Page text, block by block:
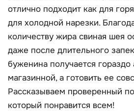
отлично подходит как для
для холодной нарезки.
количеству жира свиная шея
даже после длительного
буженина получается гораздо
магазинной, а готовить ее
Рассказываем проверенный
который понравится всем!